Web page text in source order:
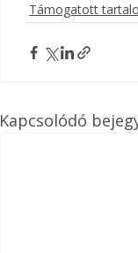
Ezermester
mert: – t
Támogatott
Kapcsolódó